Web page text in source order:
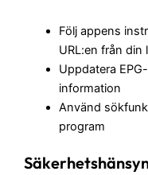
Följ appens
URL:en från din
Uppdatera
information
Använd
program